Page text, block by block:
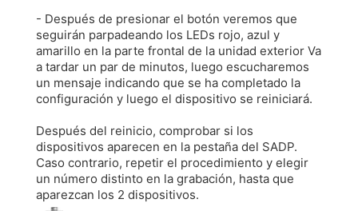
- Después de presionar el botón veremos que
seguirán parpadeando los LEDs rojo, azul y
amarillo en la parte frontal de la unidad exterior Va
a tardar un par de minutos, luego escucharemos
un mensaje indicando que se ha completado la
configuración y luego el dispositivo se reiniciará.
Después del reinicio, comprobar si los
dispositivos aparecen en la pestaña del SADP.
Caso contrario, repetir el procedimiento y elegir
un número distinto en la grabación, hasta que
aparezcan los 2 dispositivos.